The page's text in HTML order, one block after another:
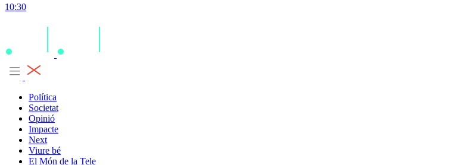
10:30
Política
Societat
Opinió
Impacte
Next
Viure bé
El Món de la Tele